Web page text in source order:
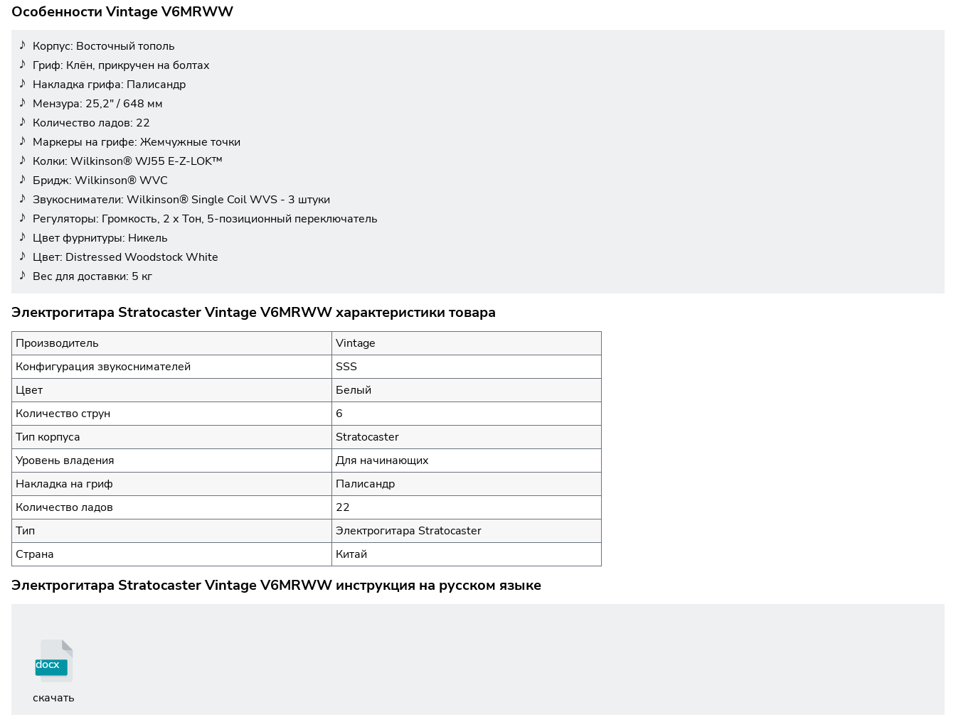
Особенности Vintage V6MRWW
Корпус: Восточный тополь
Гриф: Клён, прикручен на болтах
Накладка грифа: Палисандр
Мензура: 25,2" / 648 мм
Количество ладов: 22
Маркеры на грифе: Жемчужные точки
Колки: Wilkinson® WJ55 E-Z-LOK™
Бридж: Wilkinson® WVC
Звукосниматели: Wilkinson® Single Coil WVS - 3 штуки
Регуляторы: Громкость, 2 х Тон, 5-позиционный переключатель
Цвет фурнитуры: Никель
Цвет: Distressed Woodstock White
Вес для доставки: 5 кг
Электрогитара Stratocaster Vintage V6MRWW характеристики товара
Производитель
Vintage
Конфигурация звукоснимателей
SSS
Цвет
Белый
Количество струн
6
Тип корпуса
Stratocaster
Уровень владения
Для начинающих
Накладка на гриф
Палисандр
Количество ладов
22
Тип
Электрогитара Stratocaster
Страна
Китай
Электрогитара Stratocaster Vintage V6MRWW инструкция на русском языке
docx
скачать